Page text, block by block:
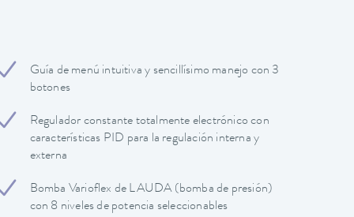
Guía de menú intuitiva y sencillísimo manejo con 3
botones
Regulador constante totalmente electrónico con
características PID para la regulación interna y
externa
Bomba Varioflex de LAUDA (bomba de presión)
con 8 niveles de potencia seleccionables